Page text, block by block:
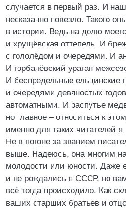
случается в первый раз. И
несказанно повезло. Такого
в истории. Ведь на долю
и хрущёвская оттепель. И
с гололёдом и очередями. И
И горбачёвский ураган
И беспредельные ельцинские
и очередями девяностых
автоматными. И распутье
но главное – относиться к
именно для таких читателей я
Не в погоне за званием
выше. Надеюсь, она многим
молодости или юности. Даже
и не рождались в СССР, но
всё тогда происходило. Как
ваших старших братьев и